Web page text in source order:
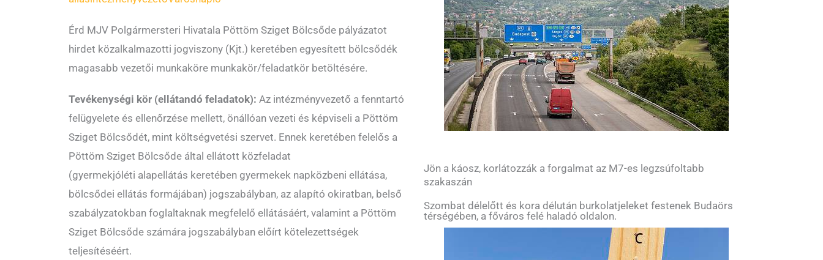
Érd MJV Polgármersteri Hivatala Pöttöm Sziget Bölcsőde pályázatot
hirdet közalkalmazotti jogviszony (Kjt.) keretében egyesített bölcsődék
magasabb vezetői munkaköre munkakör/feladatkör betöltésére.
Tevékenységi kör (ellátandó feladatok): Az intézményvezető a fenntartó
felügyelete és ellenőrzése mellett, önállóan vezeti és képviseli a Pöttöm
Sziget Bölcsődét, mint költségvetési szervet. Ennek keretében felelős a
Pöttöm Sziget Bölcsőde által ellátott közfeladat
(gyermekjóléti alapellátás keretében gyermekek napközbeni ellátása,
bölcsődei ellátás formájában) jogszabályban, az alapító okiratban, belső
szabályzatokban foglaltaknak megfelelő ellátásáért, valamint a Pöttöm
Sziget Bölcsőde számára jogszabályban előírt kötelezettségek
teljesítéséért.
Jön a káosz, korlátozzák a forgalmat az M7-es legzsúfoltabb
szakaszán
Szombat délelőtt és kora délután burkolatjeleket festenek Budaörs
térségében, a főváros felé haladó oldalon.